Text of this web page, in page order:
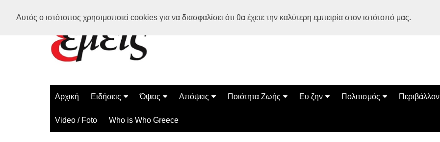
Αυτός ο ιστότοπος χρησιμοποιεί cookies για να διασφαλίσει ότι θα έχετε την καλύτερη εμπειρία στον ιστότοπό μας.
Αρχική Ειδήσεις
Ελλάδα
Διεθνή
Όψεις
Διάστημα
Επιστήμη
Απόψεις
Αρθρογραφία
Ποιότητα Ζωής
Ασκηση
Ευ ζην
Αυτοβελτίωση
Πολιτισμός
Εκδηλώσεις
Περιβάλλον
Οικολογία
Video / Foto Who is Who Greece